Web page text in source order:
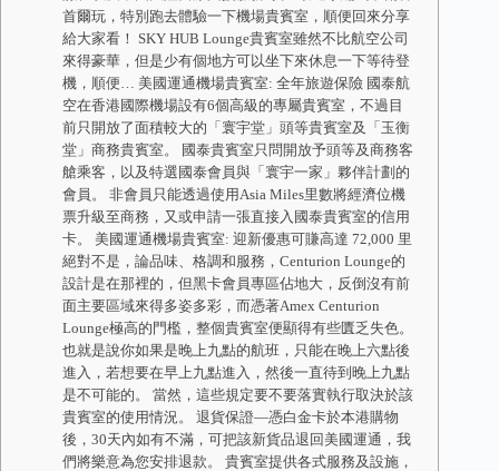
首爾玩，特別跑去體驗一下機場貴賓室，順便回來分享
給大家看！ SKY HUB Lounge貴賓室雖然不比航空公司
來得豪華，但是少有個地方可以坐下來休息一下等待登
機，順便… 美國運通機場貴賓室: 全年旅遊保險 國泰航
空在香港國際機場設有6個高級的專屬貴賓室，不過目
前只開放了面積較大的「寰宇堂」頭等貴賓室及「玉衡
堂」商務貴賓室。 國泰貴賓室只問開放予頭等及商務客
艙乘客，以及特選國泰會員與「寰宇一家」夥伴計劃的
會員。 非會員只能透過使用Asia Miles里數將經濟位機
票升級至商務，又或申請一張直接入國泰貴賓室的信用
卡。 美國運通機場貴賓室: 迎新優惠可賺高達 72,000 里
絕對不是，論品味、格調和服務，Centurion Lounge的
設計是在那裡的，但黑卡會員專區佔地大，反倒沒有前
面主要區域來得多姿多彩，而憑著Amex Centurion
Lounge極高的門檻，整個貴賓室便顯得有些匱乏失色。
也就是說你如果是晚上九點的航班，只能在晚上六點後
進入，若想要在早上九點進入，然後一直待到晚上九點
是不可能的。 當然，這些規定要不要落實執行取決於該
貴賓室的使用情況。 退貨保證—憑白金卡於本港購物
後，30天內如有不滿，可把該新貨品退回美國運通，我
們將樂意為您安排退款。 貴賓室提供各式服務及設施，